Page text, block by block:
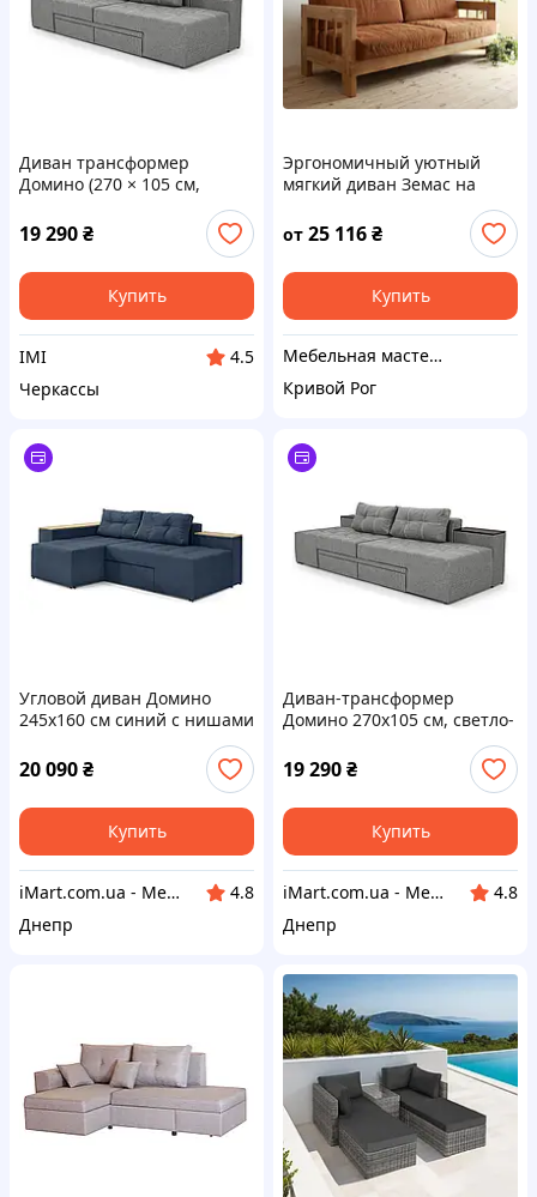
Диван трансформер
Домино (270 × 105 см,
серый) IMI
19 290₴
Купить
IMI
4.5
Черкассы
Эргономичный уютный
мягкий диван Земас на
нераскладной, из массива
натурального дерева
от 25 116₴
Купить
Мебельная мастерская JecksonLOFT
Кривой Рог
Угловой диван Домино
245х160 см синий с нишами
трансформер
20 090₴
Купить
iMart.com.ua - Мебель. Меловые ценники. Стол, стул, письменные столы, шкафы, кровати
4.8
Днепр
Диван-трансформер
Домино 270х105 см, светло-
ящиками и поворотным
механизмом
19 290₴
Купить
iMart.com.ua - Мебель. Меловые ценники. Стол, стул, письменные столы, шкафы, кровати
4.8
Днепр